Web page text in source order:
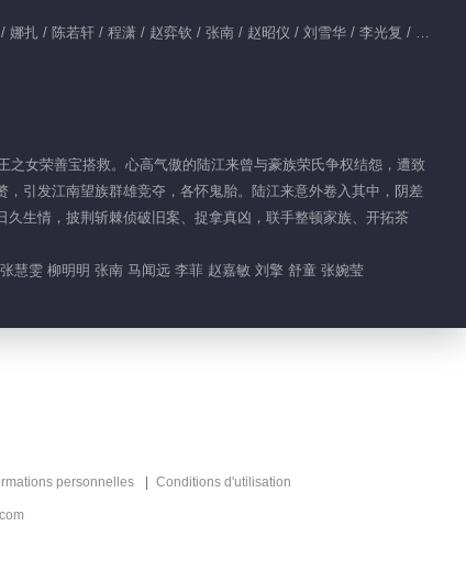
00:26
00:47
01:00
Clips EP 1 No.147
Gloire
Acteurs principaux：侯明昊 / 娜扎 / 陈若轩 / 程潇 / 赵弈钦 / 张南 / 赵昭仪 / 刘雪华 / 李光复 / 姜超 / 杨雪 / 完颜洛绒 / 张慧雯 / 胡静 / 李倩 / 汤镇业 / 曹骏 / 董璇 / 张垒 / 柳明明 / 于明加 / 张百乔 / 闻雨 / 马闻远 / 李菲 / 赵嘉敏 / 刘擎 / 舒童 / 张婉莹 / 滕泽文 / 黄星羱 / 孙晶晶 / 潘宥诚 / 李千逸 / 余茵 / 白川 / 李佳洁 / 弭金 / 蒙恩 / 金秋 / 白翊汝 / 陈腾跃 / 姚尧 / 廖慧佳 / 李柏煦 / 孙寈惠 / 李宗浩 / 孙莉 / 饶嘉迪 / 刘佳玺
女荣善宝搭救。心高气傲的陆江来曾与豪族荣氏争权结怨，遭致
引发江南望族群雄竞夺，各怀鬼胎。陆江来意外卷入其中，阴差
生情，披荆斩棘侦破旧案、捉拿真凶，联手整顿家族、开拓茶
慧雯 柳明明 张南 马闻远 李菲 赵嘉敏 刘擎 舒童 张婉莹
personnelles Conditions d'utilisation